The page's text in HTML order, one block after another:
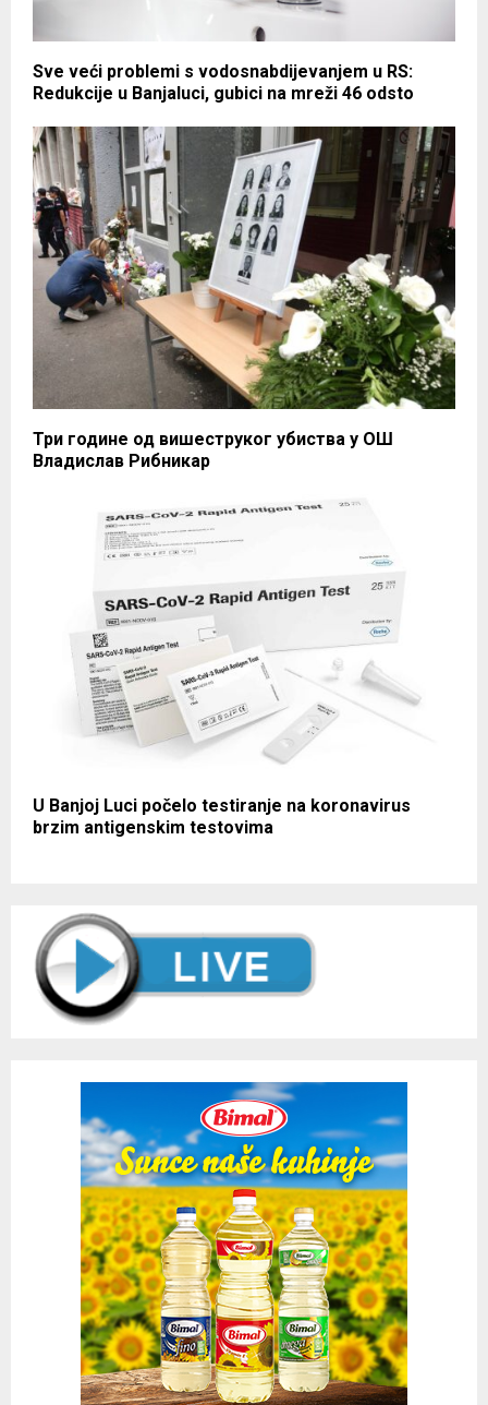
Sve veći problemi s vodosnabdijevanjem u RS:
Redukcije u Banjaluci, gubici na mreži 46 odsto
Три године од вишеструког убиства у ОШ
Владислав Рибникар
U Banjoj Luci počelo testiranje na koronavirus
brzim antigenskim testovima